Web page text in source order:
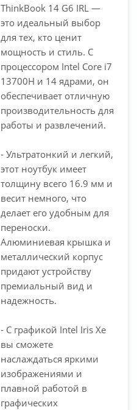
ThinkBook 14 G6 IRL —
это идеальный выбор
для тех, кто ценит
мощность и стиль. С
процессором Intel Core i7
13700H и 14 ядрами, он
обеспечивает отличную
производительность для
работы и развлечений.
- Ультратонкий и легкий,
этот ноутбук имеет
толщину всего 16.9 мм и
весит немного, что
делает его удобным для
переноски.
Алюминиевая крышка и
металлический корпус
придают устройству
премиальный вид и
надежность.
- С графикой Intel Iris Xe
вы сможете
наслаждаться яркими
изображениями и
плавной работой в
графических